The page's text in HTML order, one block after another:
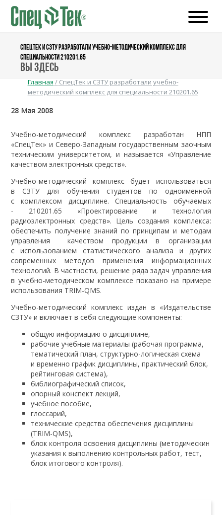
СПЕЦТЕК И СЗТУ РАЗРАБОТАЛИ УЧЕБНО-МЕТОДИЧЕСКИЙ КОМПЛЕКС ДЛЯ
СПЕЦИАЛЬНОСТИ 210201.65
Вы здесь
Главная / СпецТек и СЗТУ разработали учебно-
методический комплекс для специальности 210201.65
28 Мая 2008
Учебно-методический комплекс разработан НПП
«СпецТек» и Северо-Западным государственным заочным
техническим университетом, и называется «Управление
качеством электронных средств».
Учебно-методический комплекс будет использоваться
в СЗТУ для обучения студентов по одноименной
с комплексом дисциплине. Специальность обучаемых
- 210201.65 «Проектирование и технология
радиоэлектронных средств». Цель создания комплекса:
обеспечить получение знаний по принципам и методам
управления качеством продукции в организации
с использованием статистического анализа и других
современных методов применения информационных
технологий. В частности, решение ряда задач управления
в учебно-методическом комплексе показано на примере
использования TRIM-QMS.
Учебно-методический комплекс издан в «Издательстве
СЗТУ» и включает в себя следующие компоненты:
общую информацию о дисциплине,
рабочие учебные материалы (рабочая программа,
тематический план, структурно-логическая схема
и временно график дисциплины, практический блок,
рейтинговая система),
библиографический список,
опорный конспект лекций,
учебное пособие,
глоссарий,
технические средства обеспечения дисциплины
(TRIM-QMS),
блок контроля освоения дисциплины (методическин
указания к выполнению контрольных работ, тест,
блок итогового контроля).